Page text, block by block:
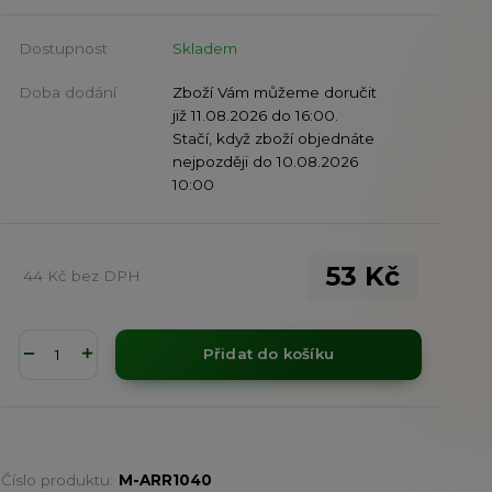
Dostupnost Skladem
Doba dodání
Zboží Vám můžeme doručit
již 11.08.2026 do 16:00.
Stačí, když zboží objednáte
nejpozději do 10.08.2026
10:00
53 Kč
44 Kč bez DPH
Přidat do košíku
Číslo produktu: M-ARR1040